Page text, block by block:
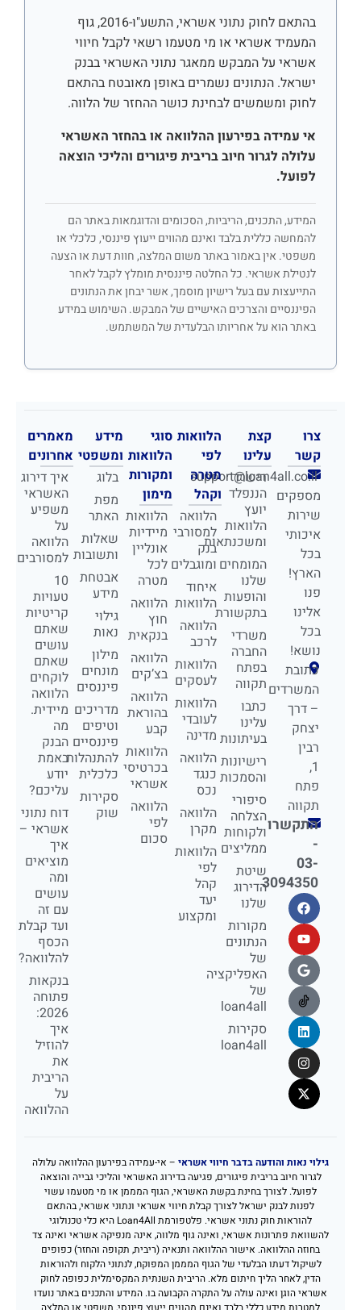
בהתאם לחוק נתוני אשראי, התשע"ו-2016, גוף
המעמיד אשראי או מי מטעמו רשאי לקבל חיווי
אשראי על המבקש ממאגר נתוני האשראי בבנק
ישראל. הנתונים נשמרים באופן מאובטח בהתאם
לחוק ומשמשים לבחינת כושר ההחזר של הלווה.
אי עמידה בפירעון ההלוואה או בהחזר האשראי
עלולה לגרור חיוב בריבית פיגורים והליכי הוצאה
לפועל.
המידע, התכנים, הריביות, הסכומים והדוגמאות באתר הם
להמחשה כללית בלבד ואינם מהווים ייעוץ פיננסי, כלכלי או
משפטי. אין באמור באתר משום המלצה, חוות דעת או הצעה
לנטילת אשראי. כל החלטה פיננסית מומלץ לקבל לאחר
התייעצות עם בעל רישיון מוסמך, אשר יבחן את הנתונים
הפיננסיים והצרכים האישיים של המבקש. השימוש במידע
באתר הוא על אחריותו הבלעדית של המשתמש.
צרו
קשר
support@loan4all.co.il
מספקים
שירות
איכותי
בכל
הארץ!
פנו
אלינו
בכל
נושא!
כתובת
המשרדים
– דרך
יצחק
רבין
1,
פתח
תקווה
התקשרו
-
03-
3094350
קצת
עלינו
רישרד
הננפלד
יועץ
הלוואות
ומשכנתאות
המומחים
שלנו
והופעות
בתקשורת
משרדי
החברה
בפתח
תקווה
כתבו
עלינו
בעיתונות
רישיונות
והסמכות
סיפורי
הצלחה
ולקוחות
ממליצים
שיטת
הדירוג
שלנו
מקורות
הנתונים
של
האפליקציה
של
loan4all
סקירות
loan4all
הלוואות
לפי
מטרה
וקהל
הלוואה
למסורבי
בנק
ומוגבלים
איחוד
הלוואות
הלוואה
לרכב
הלוואות
לעסקים
הלוואות
לעובדי
מדינה
הלוואה
כנגד
נכס
הלוואה
מקרן
הלוואות
לפי
קהל
יעד
ומקצוע
סוגי
הלוואות
ומקורות
מימון
הלוואות
מיידיות
אונליין
לכל
מטרה
הלוואה
חוץ
בנקאית
הלוואה
בצ’קים
הלוואה
בהוראת
קבע
הלוואות
בכרטיסי
אשראי
הלוואה
לפי
סכום
מידע
ומשפטי
בלוג
מפת
האתר
שאלות
ותשובות
אבטחת
מידע
גילוי
נאות
מילון
מונחים
פיננסים
מדריכים
וטיפים
פיננסיים
להתנהלות
כלכלית
סקירות
שוק
מאמרים
אחרונים
איך דירוג
האשראי
משפיע
על
הלוואה
למסורבים
10
טעויות
קריטיות
שאתם
עושים
שאתם
לוקחים
הלוואה
מיידית.
מה
הבנק
באמת
יודע
עליכם?
דוח נתוני
אשראי –
איך
מוציאים
ומה
עושים
עם זה
ועד קבלת
הכסף
להלוואה?
בנקאות
פתוחה
2026:
איך
להוזיל
את
הריבית
על
ההלוואה
גילוי נאות והודעה בדבר חיווי אשראי – אי-עמידה בפירעון ההלוואה עלולה
לגרור חיוב בריבית פיגורים, פגיעה בדירוג האשראי והליכי גבייה והוצאה
לפועל. לצורך בחינת בקשת האשראי, הגוף המממן או מי מטעמו עשוי
לפנות לבנק ישראל לצורך קבלת חיווי אשראי ונתוני אשראי, בהתאם
להוראות חוק נתוני אשראי. פלטפורמת Loan4All היא כלי טכנולוגי
להשוואת פתרונות אשראי, ואינה גוף מלווה, אינה מנפיקה אשראי ואינה צד
בחוזה ההלוואה. אישור ההלוואה ותנאיה (ריבית, תקופה והחזר) כפופים
לשיקול דעתו הבלעדי של הגוף המממן המפוקח, לנתוני הלקוח ולהוראות
הדין, לאחר הליך חיתום מלא. הריבית השנתית המקסימלית כפופה לחוק
אשראי הוגן ואינה עולה על התקרה הקבועה בו. המידע והתכנים באתר נועדו